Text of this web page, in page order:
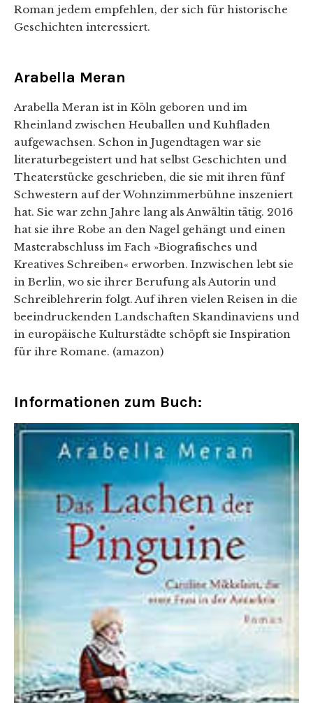
Roman jedem empfehlen, der sich für historische
Geschichten interessiert.
Arabella Meran
Arabella Meran ist in Köln geboren und im
Rheinland zwischen Heuballen und Kuhfladen
aufgewachsen. Schon in Jugendtagen war sie
literaturbegeistert und hat selbst Geschichten und
Theaterstücke geschrieben, die sie mit ihren fünf
Schwestern auf der Wohnzimmerbühne inszeniert
hat. Sie war zehn Jahre lang als Anwältin tätig. 2016
hat sie ihre Robe an den Nagel gehängt und einen
Masterabschluss im Fach »Biografisches und
Kreatives Schreiben« erworben. Inzwischen lebt sie
in Berlin, wo sie ihrer Berufung als Autorin und
Schreiblehrerin folgt. Auf ihren vielen Reisen in die
beeindruckenden Landschaften Skandinaviens und
in europäische Kulturstädte schöpft sie Inspiration
für ihre Romane. (amazon)
Informationen zum Buch: